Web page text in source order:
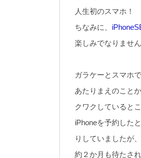
人生初のスマホ！
ちなみに、
楽しみでなりません
ガラケーとスマホ
あたりまえのこと
クワクしているとこ
iPhoneを予約した
りしていましたが、
約２か月も待たされ